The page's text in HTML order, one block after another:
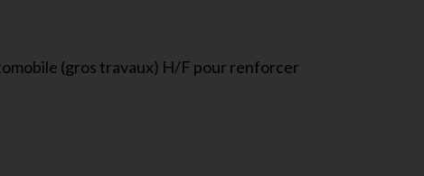
(gros travaux) H/F pour renforcer